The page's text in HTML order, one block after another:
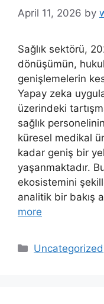
April 11, 2026 by
Sağlık sektörü,
dönüşümün,
genişlemelerin
Yapay zeka
üzerindeki
sağlık
küresel medikal
kadar geniş bir
yaşanmaktadır.
ekosistemini
analitik bir bakış
more
Categories
Uncategorized